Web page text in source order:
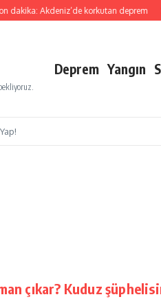
dakika: Akdeniz’de korkutan deprem
Deprem Yangın
çıkar? Kuduz